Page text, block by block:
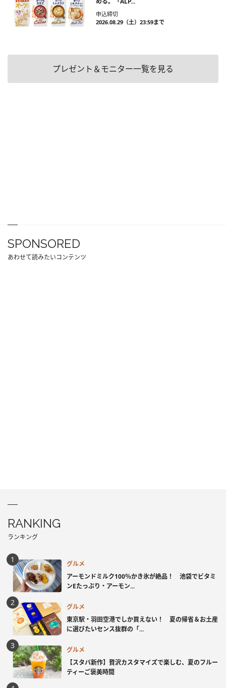
申込締切
2026.08.29（土）23:59まで
プレゼント＆モニター一覧を見る
SPONSORED
あわせて読みたいコンテンツ
RANKING
ランキング
グルメ
アーモンドミルク100％かき氷が絶品！ 池袋でビタミ
ンEたっぷり・アーモン...
グルメ
東京駅・羽田空港でしか買えない！ 夏の帰省＆お土産
に選びたいセンス抜群の「...
グルメ
【スタバ新作】贅沢カスタマイズで楽しむ、夏のフルー
ティーご褒美時間